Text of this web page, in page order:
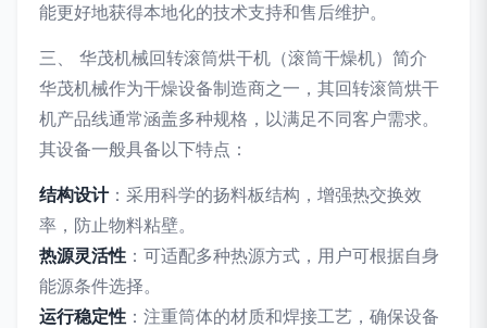
能更好地获得本地化的技术支持和售后维护。
三、 华茂机械回转滚筒烘干机（滚筒干燥机）简介
华茂机械作为干燥设备制造商之一，其回转滚筒烘干
机产品线通常涵盖多种规格，以满足不同客户需求。
其设备一般具备以下特点：
结构设计：采用科学的扬料板结构，增强热交换效
率，防止物料粘壁。
热源灵活性 ：可适配多种热源方式，用户可根据自身
能源条件选择。
运行稳定性 ：注重筒体的材质和焊接工艺，确保设备